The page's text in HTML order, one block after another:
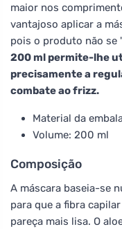
maior nos
vantajoso aplicar a
pois o produto não se
200 ml permite-lhe
precisamente a
combate ao frizz.
Material da
Volume: 200 ml
Composição
A máscara baseia-se
para que a fibra
pareça mais lisa. O